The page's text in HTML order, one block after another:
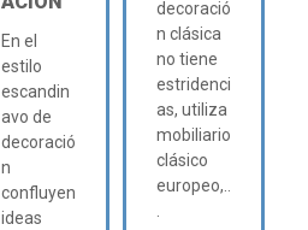
En el
estilo
escandin
avo de
decoració
n
confluyen
ideas
decoració
n clásica
no tiene
estridenci
as, utiliza
mobiliario
clásico
europeo,..